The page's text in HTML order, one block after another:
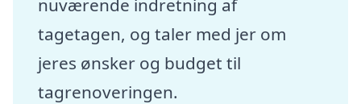
nuværende indretning af
tagetagen, og taler med jer om
jeres ønsker og budget til
tagrenoveringen.